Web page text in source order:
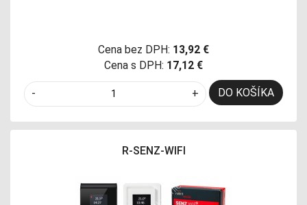
Cena bez DPH: 13,92 €
Cena s DPH: 17,12 €
- + DO KOŠÍKA
R-SENZ-WIFI